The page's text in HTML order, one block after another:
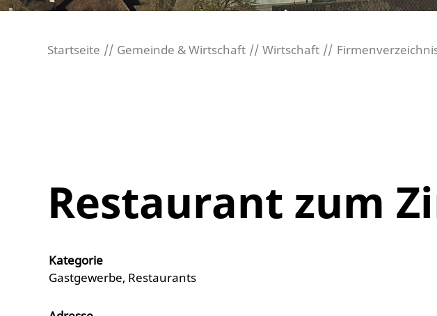
Startseite Gemeinde & Wirtschaft Wirtschaft
Restaurant zum
Kategorie
Gastgewerbe, Restaurants